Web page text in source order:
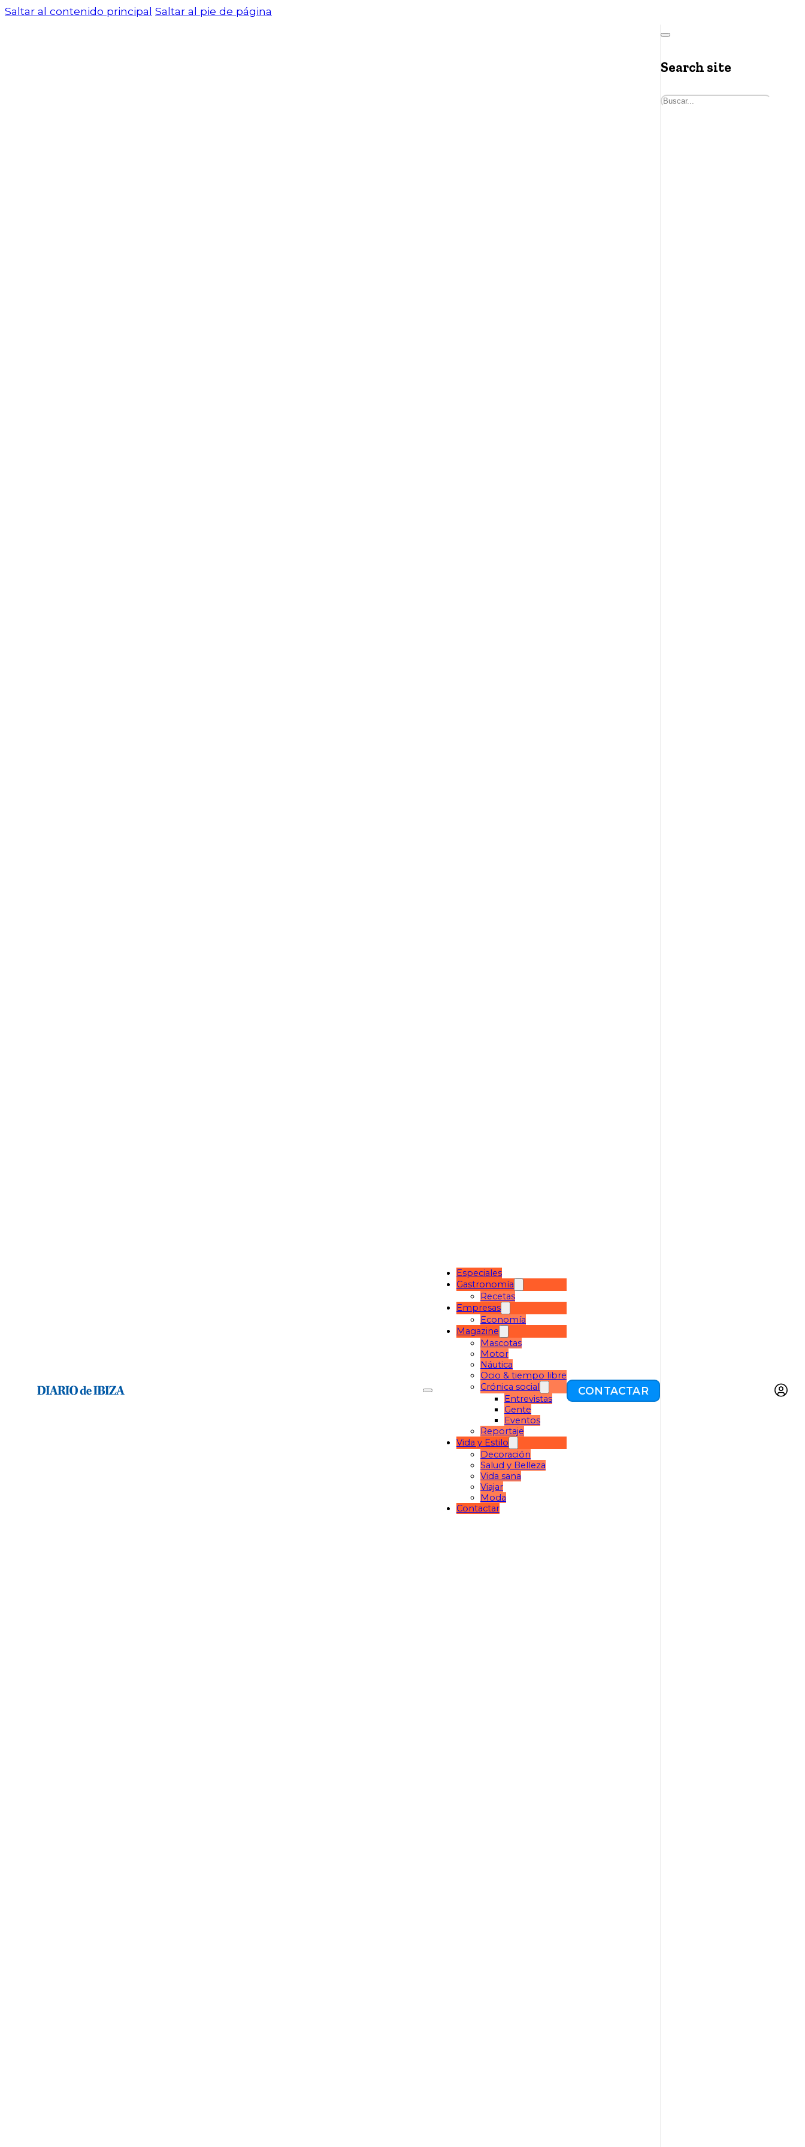
Saltar al contenido principal Saltar al pie de página
Especiales
Gastronomía
Recetas
Empresas
Economía
Magazine
Mascotas
Motor
Náutica
Ocio & tiempo libre
Crónica social
Entrevistas
Gente
Eventos
Reportaje
Vida y Estilo
Decoración
Salud y Belleza
Vida sana
Viajar
Moda
Contactar
CONTACTAR
Search site
Buscar